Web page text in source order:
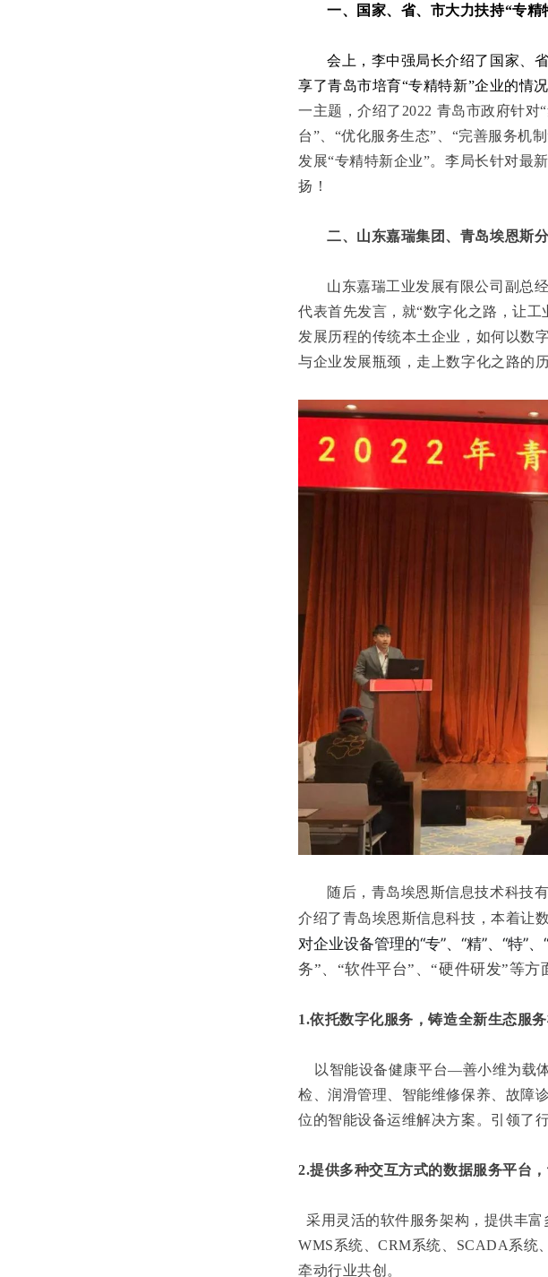
一、国家、省、市大力扶持“专精
会上，李中强局长介绍了国家、
享了青岛市培育“专精特新”企业的情
一主题，介绍了 2022 青岛市政府针对
台”、“优化服务生态”、“完善服务机
发展“专精特新企业”。李局长针对最
扬！
二、山东嘉瑞集团、青岛埃恩斯
山东嘉瑞工业发展有限公司副总
代表首先发言，就“数字化之路，让
发展历程的传统本土企业，如何以数
与企业发展瓶颈，走上数字化之路的历
随后，青岛埃恩斯信息技术科技
介绍了青岛埃恩斯信息科技，本着让
对企业设备管理的“专”、“精”、“特”
务”、“软件平台”、“硬件研发”等方
1.依托数字化服务，铸造全新生态服
以智能设备健康平台—善小维为载
检、润滑管理、智能维修保养、故障
位的智能设备运维解决方案。引领了
2.提供多种交互方式的数据服务平台
采用灵活的软件服务架构，提供丰富
WMS系统、CRM系统、SCADA系统
牵动行业共创。